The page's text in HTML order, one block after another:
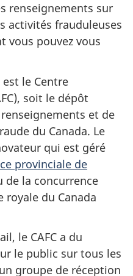
renseignements sur
activités frauduleuses
vous pouvez vous
le Centre
soit le dépôt
et de
du Canada. Le
qui est géré
provinciale de
de la concurrence
royale du Canada
le CAFC a du
le public sur tous les
groupe de réception